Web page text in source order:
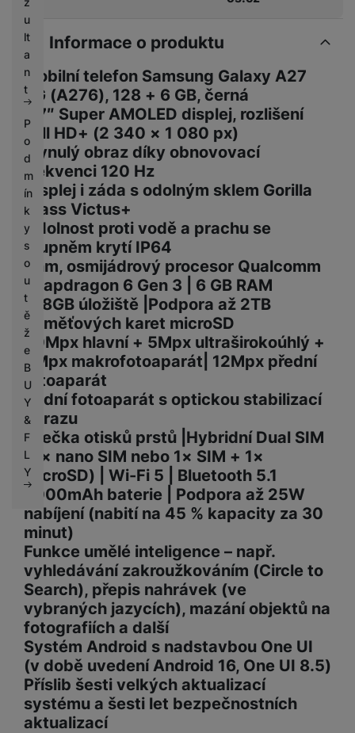
u
lt
a
n
t
P
o
d
m
ín
k
y
s
o
u
t
ě
ž
e
B
U
Y
&
F
L
Y
Informace o produktu
Mobilní telefon Samsung Galaxy A27
5G (A276), 128 + 6 GB, černá
6,7″ Super AMOLED displej, rozlišení
Full HD+ (2 340 × 1 080 px)
Plynulý obraz díky obnovovací
frekvenci 120 Hz
Displej i záda s odolným sklem Gorilla
Glass Victus+
Odolnost proti vodě a prachu se
stupněm krytí IP64
4nm, osmijádrový procesor Qualcomm
Snapdragon 6 Gen 3 | 6 GB RAM
128GB úložiště |Podpora až 2TB
paměťových karet microSD
50Mpx hlavní + 5Mpx ultraširokoúhlý +
2Mpx makrofotoaparát| 12Mpx přední
fotoaparát
Zadní fotoaparát s optickou stabilizací
obrazu
Čtečka otisků prstů |Hybridní Dual SIM
(2× nano SIM nebo 1× SIM + 1×
microSD) | Wi-Fi 5 | Bluetooth 5.1
5000mAh baterie | Podpora až 25W
nabíjení (nabití na 45 % kapacity za 30
minut)
Funkce umělé inteligence – např.
vyhledávání zakroužkováním (Circle to
Search), přepis nahrávek (ve
vybraných jazycích), mazání objektů na
fotografiích a další
Systém Android s nadstavbou One UI
(v době uvedení Android 16, One UI 8.5)
Příslib šesti velkých aktualizací
systému a šesti let bezpečnostních
aktualizací